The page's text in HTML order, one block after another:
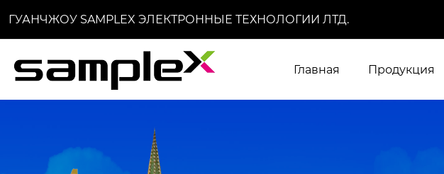
ГУАНЧЖОУ SAMPLEX ЭЛЕКТРОННЫЕ ТЕХНОЛОГИИ ЛТД.
Главная Продукция